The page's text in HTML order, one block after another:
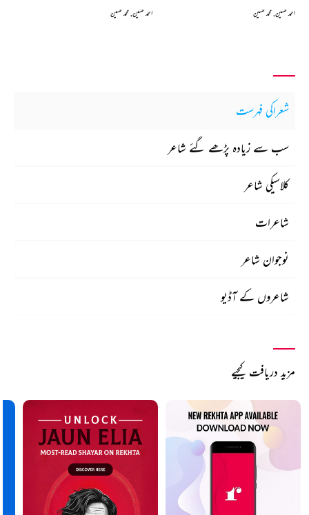
احمد حسین, محمد حسین احمد حسین, محمد حسین
شعراکی فہرست
سب سے زیادہ پڑھے گئے شاعر
کلاسیکی شاعر
شاعرات
نوجوان شاعر
شاعروں کے آڈیو
مزید دریافت کیجیے